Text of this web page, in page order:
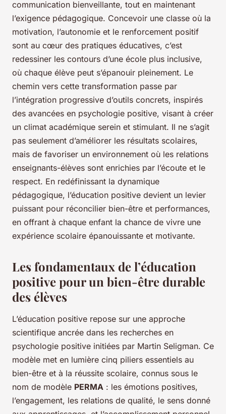
communication bienveillante, tout en maintenant
l’exigence pédagogique. Concevoir une classe où la
motivation, l’autonomie et le renforcement positif
sont au cœur des pratiques éducatives, c’est
redessiner les contours d’une école plus inclusive,
où chaque élève peut s’épanouir pleinement. Le
chemin vers cette transformation passe par
l’intégration progressive d’outils concrets, inspirés
des avancées en psychologie positive, visant à créer
un climat académique serein et stimulant. Il ne s’agit
pas seulement d’améliorer les résultats scolaires,
mais de favoriser un environnement où les relations
enseignants-élèves sont enrichies par l’écoute et le
respect. En redéfinissant la dynamique
pédagogique, l’éducation positive devient un levier
puissant pour réconcilier bien-être et performances,
en offrant à chaque enfant la chance de vivre une
expérience scolaire épanouissante et motivante.
Les fondamentaux de l’éducation
positive pour un bien-être durable
des élèves
L’éducation positive repose sur une approche
scientifique ancrée dans les recherches en
psychologie positive initiées par Martin Seligman. Ce
modèle met en lumière cinq piliers essentiels au
bien-être et à la réussite scolaire, connus sous le
nom de modèle PERMA : les émotions positives,
l’engagement, les relations de qualité, le sens donné